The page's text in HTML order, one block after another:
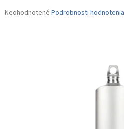
Priemerné
Neohodnotené Podrobnosti hodnotenia